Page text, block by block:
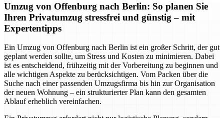
Umzug von Offenburg nach Berlin: So planen Sie
Ihren Privatumzug stressfrei und günstig – mit
Expertentipps
Ein Umzug von Offenburg nach Berlin ist ein großer Schritt, der gut
geplant werden sollte, um Stress und Kosten zu minimieren. Dabei
ist es entscheidend, frühzeitig mit der Vorbereitung zu beginnen und
alle wichtigen Aspekte zu berücksichtigen. Vom Packen über die
Suche nach einer passenden Umzugsfirma bis hin zur Organisation
der neuen Wohnung – ein strukturierter Plan kann den gesamten
Ablauf erheblich vereinfachen.